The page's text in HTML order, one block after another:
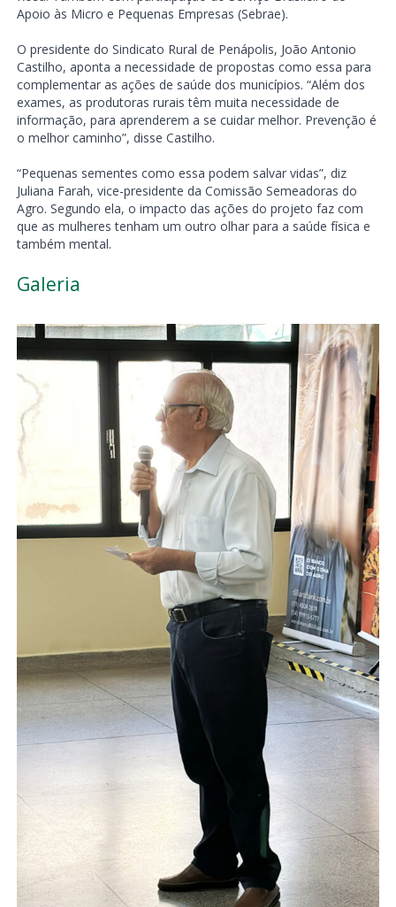
Apoio às Micro e Pequenas Empresas (Sebrae).
O presidente do Sindicato Rural de Penápolis, João Antonio
Castilho, aponta a necessidade de propostas como essa para
complementar as ações de saúde dos municípios. “Além dos
exames, as produtoras rurais têm muita necessidade de
informação, para aprenderem a se cuidar melhor. Prevenção é
o melhor caminho”, disse Castilho.
“Pequenas sementes como essa podem salvar vidas”, diz
Juliana Farah, vice-presidente da Comissão Semeadoras do
Agro. Segundo ela, o impacto das ações do projeto faz com
que as mulheres tenham um outro olhar para a saúde física e
também mental.
Galeria